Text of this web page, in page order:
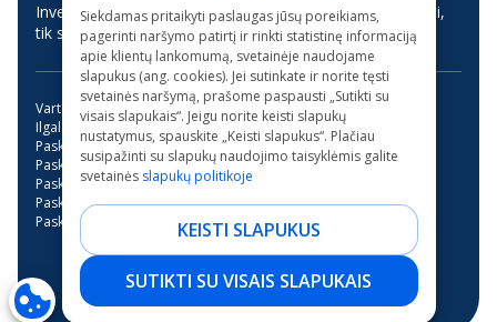
Investuotojų aptarnavimas vyksta nuotoliniu būdu (gyvai,
tik suderinus laiką iš anksto)
Vartojimo paskola
Kreditas internetu
Ilgalaikės paskolos be užstato
Mini paskola internetu
Paskola su bendraskoliu
Kreditai
Greitas kreditas
Paskola su verslo liudijimu
Paskola studijoms
Paskola be pabrangimo
Trumpalaikė paskola
Paskola garažo įsirengimui
Paskola dantų gydymui
Paskola motociklui
Paskolos be banko
NEO Finance, AB - 2026.
Siekdamas pritaikyti paslaugas jūsų poreikiams,
pagerinti naršymo patirtį ir rinkti statistinę informaciją
apie klientų lankomumą, svetainėje naudojame
slapukus (ang. cookies). Jei sutinkate ir norite tęsti
svetainės naršymą, prašome paspausti „Sutikti su
visais slapukais“. Jeigu norite keisti slapukų
nustatymus, spauskite „Keisti slapukus“. Plačiau
susipažinti su slapukų naudojimo taisyklėmis galite
svetainės slapukų politikoje
KEISTI SLAPUKUS
SUTIKTI SU VISAIS SLAPUKAIS